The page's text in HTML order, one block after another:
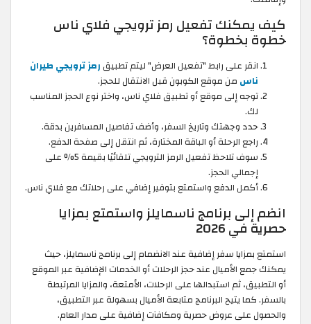
كيف يمكنك تفعيل رمز ترويجي فلاي ناس
خطوة بخطوة؟
انقر على رابط "تفعيل العرض" ليتم تطبيق رمز ترويجي طيران
ناس من موقع الكوبون قبل الانتقال للحجز.
توجه إلى موقع أو تطبيق فلاي ناس، واختر نوع الحجز المناسب
لك.
حدد وجهتك وتاريخ السفر، وأضف تفاصيل المسافرين بدقة.
راجع الرحلة أو الباقة المختارة، ثم انتقل إلى صفحة الدفع.
سوف تلاحظ تفعيل الرمز الترويجي تلقائيًا بقيمة 5% على
إجمالي الحجز.
أكمل الدفع واستمتع بتوفير إضافي على رحلاتك مع فلاي ناس.
انضم إلى برنامج ناسمايلز واستمتع بمزايا
حصرية في 2026
استمتع بمزايا سفر إضافية عند الانضمام إلى برنامج ناسمايلز، حيث
يمكنك جمع الأميال عند حجز الرحلات أو الخدمات الإضافية عبر الموقع
أو التطبيق، ثم استبدالها على الرحلات، الأمتعة، والمزايا المرتبطة
بالسفر. كما يتيح البرنامج متابعة الأميال بسهولة عبر التطبيق،
والحصول على عروض حصرية ومكافآت إضافية على مدار العام.